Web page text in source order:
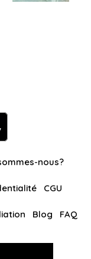
nous?
CGU
Blog FAQ